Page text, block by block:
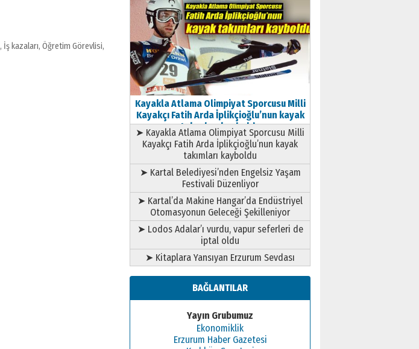
, İş kazaları, Öğretim Görevlisi,
Kayakla Atlama Olimpiyat Sporcusu Milli
Kayakçı Fatih Arda İplikçioğlu’nun kayak
takımları kayboldu
➤ Kayakla Atlama Olimpiyat Sporcusu Milli
Kayakçı Fatih Arda İplikçioğlu’nun kayak
takımları kayboldu
➤ Kartal Belediyesi’nden Engelsiz Yaşam
Festivali Düzenliyor
➤ Kartal’da Makine Hangar’da Endüstriyel
Otomasyonun Geleceği Şekilleniyor
➤ Lodos Adalar’ı vurdu, vapur seferleri de
iptal oldu
➤ Kitaplara Yansıyan Erzurum Sevdası
BAĞLANTILAR
Yayın Grubumuz
Ekonomiklik
Erzurum Haber Gazetesi